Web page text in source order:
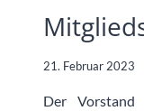
21. Februar 2023
Der Vorstand